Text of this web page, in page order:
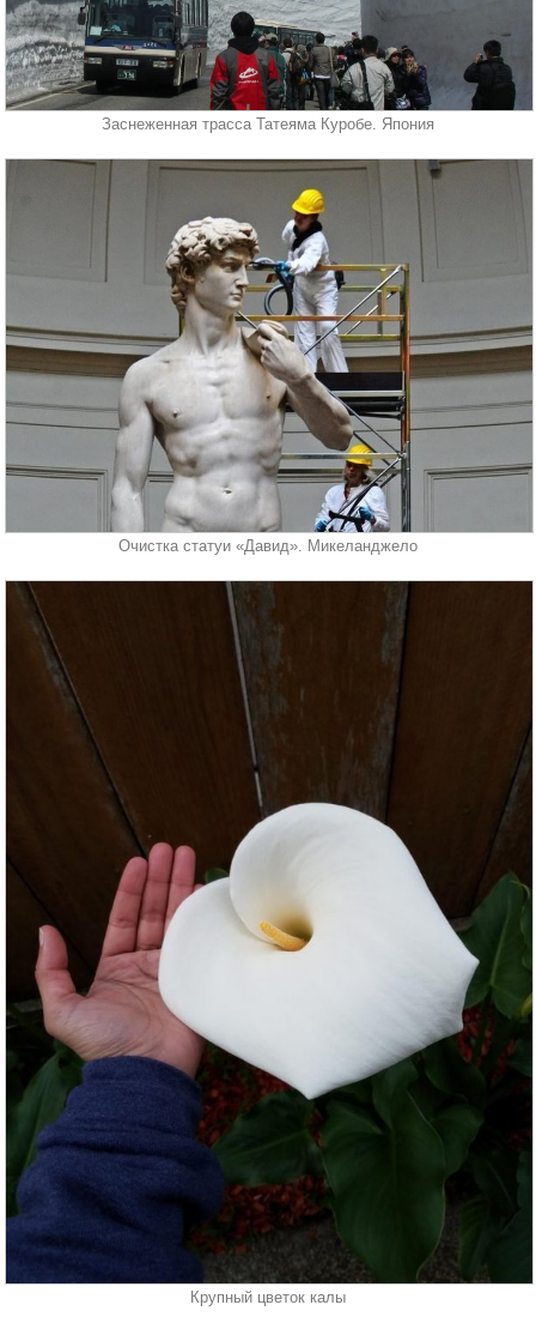
Заснеженная трасса Татеяма Куробе. Япония
Очистка статуи «Давид». Микеланджело
Крупный цветок калы